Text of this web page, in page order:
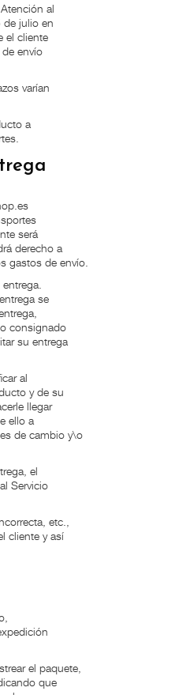
al
de julio en
el cliente
envío
varían
a
será
derecho a
gastos de envío.
se
consignado
su entrega
al
y de su
llegar
ello a
de cambio y\o
el
Servicio
etc.,
cliente y así
el paquete,
que